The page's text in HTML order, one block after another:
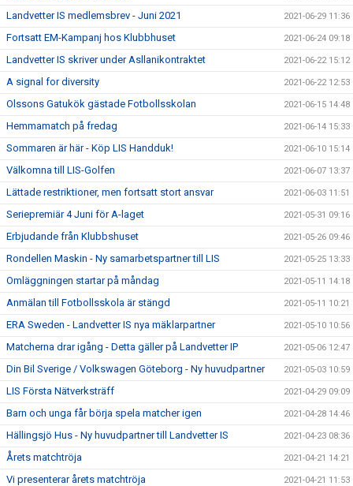
Landvetter IS medlemsbrev - Juni 2021 2021-06-29 11:36
Fortsatt EM-Kampanj hos Klubbhuset 2021-06-24 09:18
Landvetter IS skriver under Asllanikontraktet 2021-06-22 15:12
A signal for diversity 2021-06-22 12:53
Olssons Gatukök gästade Fotbollsskolan 2021-06-15 14:48
Hemmamatch på fredag 2021-06-14 15:33
Sommaren är här - Köp LIS Handduk! 2021-06-10 15:14
Välkomna till LIS-Golfen 2021-06-07 13:37
Lättade restriktioner, men fortsatt stort ansvar 2021-06-03 11:51
Seriepremiär 4 Juni för A-laget 2021-05-31 09:16
Erbjudande från Klubbshuset 2021-05-26 09:46
Rondellen Maskin - Ny samarbetspartner till LIS 2021-05-25 13:33
Omläggningen startar på måndag 2021-05-11 14:18
Anmälan till Fotbollsskola är stängd 2021-05-11 10:21
ERA Sweden - Landvetter IS nya mäklarpartner 2021-05-10 10:56
Matcherna drar igång - Detta gäller på Landvetter IP 2021-05-06 12:47
Din Bil Sverige / Volkswagen Göteborg - Ny huvudpartner 2021-05-03 10:59
LIS Första Nätverksträff 2021-04-29 09:09
Barn och unga får börja spela matcher igen 2021-04-28 14:46
Hällingsjö Hus - Ny huvudpartner till Landvetter IS 2021-04-23 08:36
Årets matchtröja 2021-04-21 14:21
Vi presenterar årets matchtröja 2021-04-21 11:53